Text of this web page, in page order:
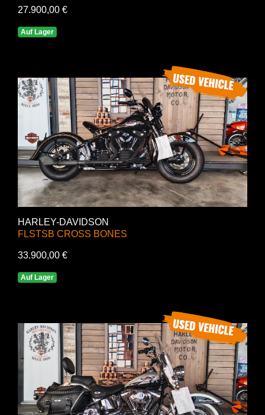
27.900,00 €
Auf Lager
HARLEY-DAVIDSON
FLSTSB CROSS BONES
33.900,00 €
Auf Lager